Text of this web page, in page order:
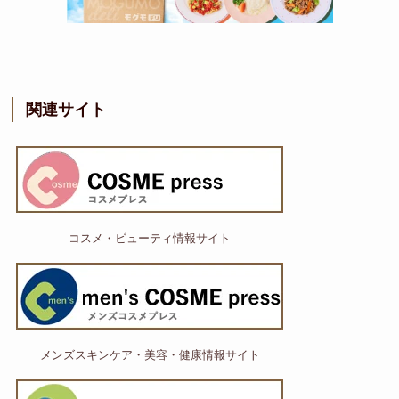
関連サイト
コスメ・ビューティ情報サイト
メンズスキンケア・美容・健康情報サイト